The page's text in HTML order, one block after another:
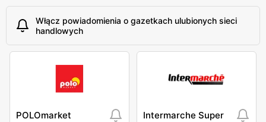
Włącz powiadomienia o gazetkach ulubionych sieci
handlowych
POLOmarket Intermarche Super